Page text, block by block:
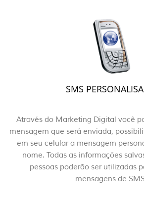
SMS
Através do Marketing Digital você
mensagem que será enviada,
em seu celular a mensagem
nome. Todas as informações
pessoas poderão ser utilizadas
mensagens de